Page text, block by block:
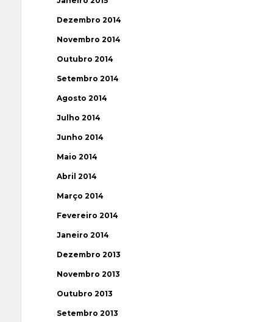
Dezembro 2014
Novembro 2014
Outubro 2014
Setembro 2014
Agosto 2014
Julho 2014
Junho 2014
Maio 2014
Abril 2014
Março 2014
Fevereiro 2014
Janeiro 2014
Dezembro 2013
Novembro 2013
Outubro 2013
Setembro 2013